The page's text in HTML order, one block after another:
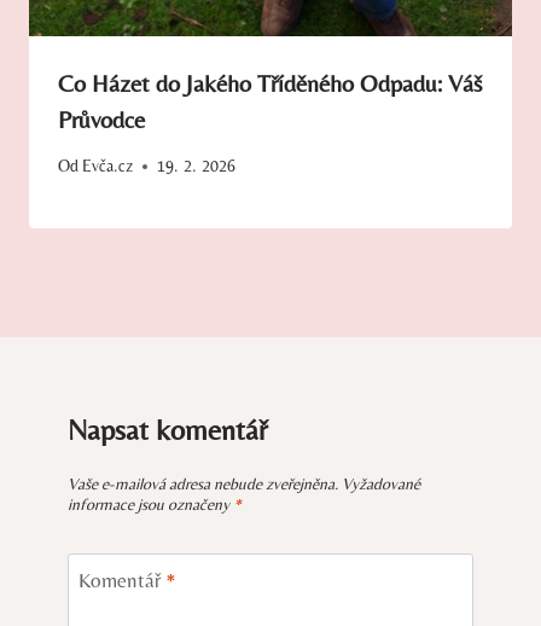
Co Házet do Jakého Tříděného Odpadu: Váš
Průvodce
Od Evča.cz 19. 2. 2026
Napsat komentář
Vaše e-mailová adresa nebude zveřejněna. Vyžadované
informace jsou označeny *
Komentář *